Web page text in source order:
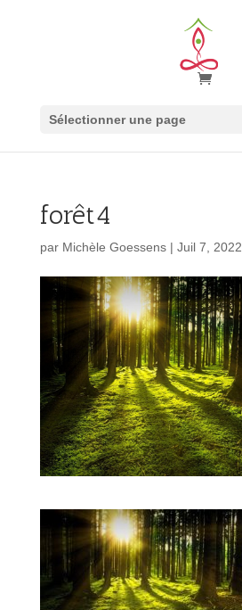
Sélectionner une page
forêt4
par Michèle Goessens| Juil 7, 2022